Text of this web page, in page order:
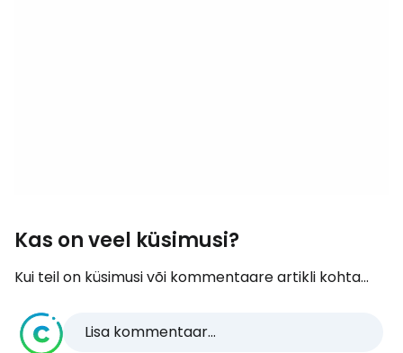
Kas on veel küsimusi?
Kui teil on küsimusi või kommentaare artikli kohta...
Lisa kommentaar...